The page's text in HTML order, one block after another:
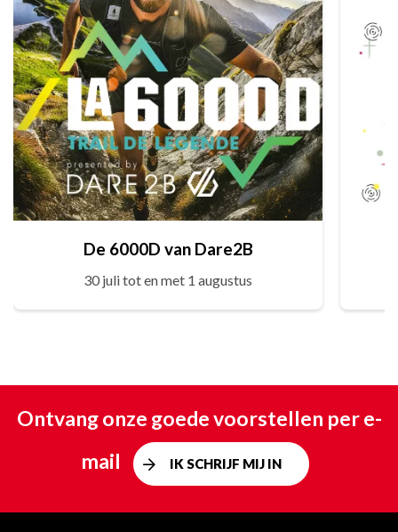
De 6000D van Dare2B
30 juli tot en met 1 augustus
Ontvang onze goede voorstellen per e-
mail
IK SCHRIJF MIJ IN